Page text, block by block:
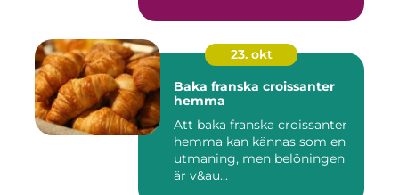
23. okt
Baka franska croissanter
hemma
Att baka franska croissanter
hemma kan kännas som en
utmaning, men belöningen
är v&au...